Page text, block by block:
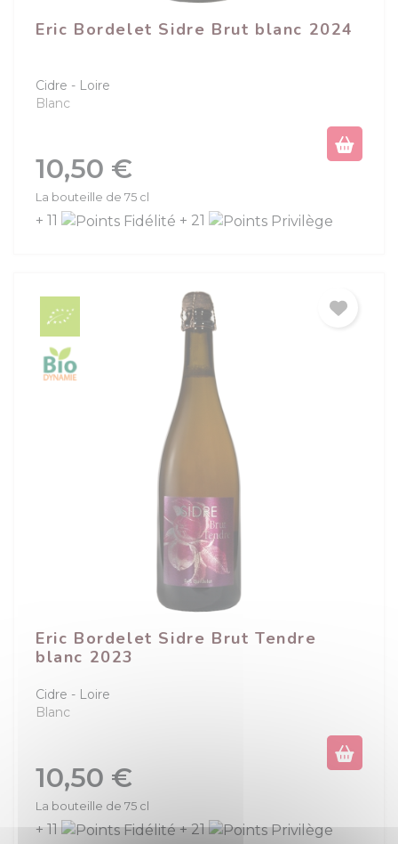
Eric Bordelet Sidre Brut blanc 2024
Cidre
Loire
Blanc
Prix
10,50 €
La bouteille de 75 cl
+ 11 + 21
Eric Bordelet Sidre Brut Tendre
blanc 2023
Cidre
Loire
Blanc
Prix
10,50 €
La bouteille de 75 cl
+ 11 + 21